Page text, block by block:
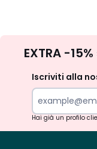
EXTRA -
Iscriviti alla
Hai già un profilo